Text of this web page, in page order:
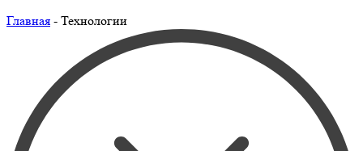
Главная - Технологии